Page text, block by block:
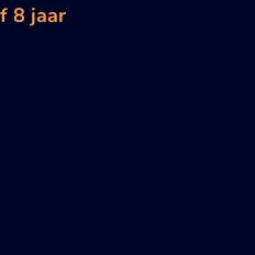
8 jaar